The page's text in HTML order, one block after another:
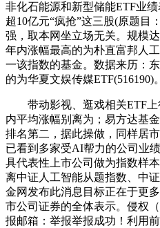
非化石能源和新型储能ETF业
超10亿元“疯抢”这三股(原题目
强，取本网坐立场无关。规模
年内涨幅最高的为朴直富邦人
一该指数的基金。数据来历：
的为华夏文娱传媒ETF(516190)。
带动影视、逛戏相关ETF上
内平均涨幅别离为；易方达基
排名第二，据此操做，同样居
已看到多家受AI帮力的公司业
具代表性上市公司做为指数样
离中证人工智能从题指数、中
金网发布此消息目标正在于更
市公司证券的全体表示。侵权
报邮箱：举报举报成功！利用